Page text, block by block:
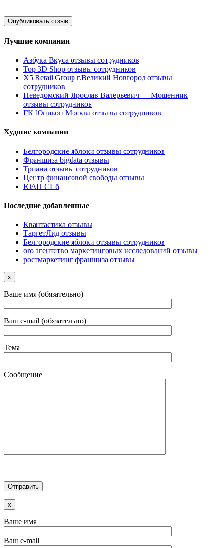
Лучшие компании
Азбука Вкуса отзывы сотрудников
Top 3D Shop отзывы сотрудников
X5 Retail Group г.Великий Новгород отзывы
сотрудников
Неведомский Ярослав Валерьевич — Мошенник
отзывы сотрудников
ГК Юникон Москва отзывы сотрудников
Худшие компании
Белгородские яблоки отзывы сотрудников
Франшиза bigdata отзывы
Триана отзывы сотрудников
Центр финансовой свободы отзывы
ЮАП СПб
Последние добавленные
Квантастика отзывы
ТаргетЛид отзывы
Белгородские яблоки отзывы сотрудников
oro агентство маркетинговых исследований отзывы
ростмаркетинг франшиза отзывы
x
Ваше имя (обязательно)
Ваш e-mail (обязательно)
Тема
Сообщение
x
Ваше имя
Ваш e-mail